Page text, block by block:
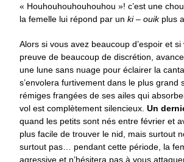
« Houhouhouhouhouhou »! c’est une
la femelle lui répond par unki – ouik plus
Alors si vous avez beaucoup d’espoir et
preuve de beaucoup de discrétion,
une lune sans nuage pour éclairer la
s’envolera furtivement dans le plus grand
rémiges frangées de ses ailes qui
vol est complètement silencieux.Un
quand les petits sont nés entre février et
plus facile de trouver le nid, mais surtout
surtout pas… pendant cette période, la
agressive et n’hésitera pas à vous